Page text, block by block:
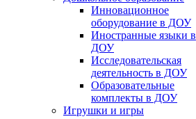
Инновационное
оборудование в ДОУ
Иностранные языки в
ДОУ
Исследовательская
деятельность в ДОУ
Образовательные
комплекты в ДОУ
Игрушки и игры